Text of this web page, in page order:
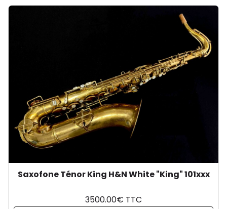
Saxofone Ténor King H&N White "King" 101xxx
3500.00€ TTC